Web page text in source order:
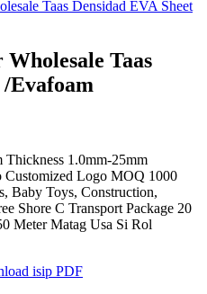
Taas
/Evafoam
Thickness 1.0mm-25mm
Logo MOQ 1000
Baby Toys, Construction,
Shore C Transport Package 20
Meter Matag Usa Si Rol
isip PDF